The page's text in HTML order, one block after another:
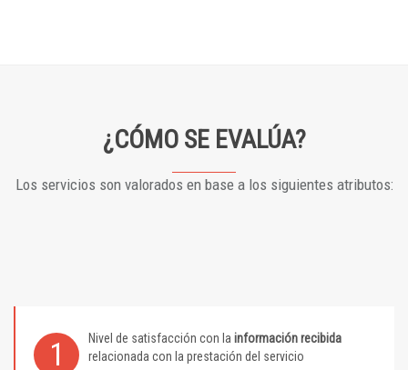
¿CÓMO SE EVALÚA?
Los servicios son valorados en base a los siguientes atributos:
1 Nivel de satisfacción con la información recibida
relacionada con la prestación del servicio